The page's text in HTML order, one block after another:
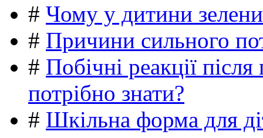
# Чому у дитини
# Причини сильного
# Побічні реакції
потрібно знати?
# Шкільна форма для